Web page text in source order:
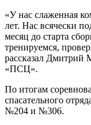
«У нас слаженная
лет. Нас всячески
месяц до старта
тренируемся,
рассказал
«ПСЦ».
По итогам
спасательного
№204 и №306.